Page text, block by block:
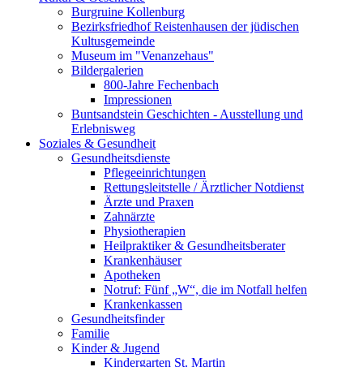
Burgruine Kollenburg
Bezirksfriedhof Reistenhausen der jüdischen
Kultusgemeinde
Museum im "Venanzehaus"
Bildergalerien
800-Jahre Fechenbach
Impressionen
Buntsandstein Geschichten - Ausstellung und
Erlebnisweg
Soziales & Gesundheit
Gesundheitsdienste
Pflegeeinrichtungen
Rettungsleitstelle / Ärztlicher Notdienst
Ärzte und Praxen
Zahnärzte
Physiotherapien
Heilpraktiker & Gesundheitsberater
Krankenhäuser
Apotheken
Notruf: Fünf „W“, die im Notfall helfen
Krankenkassen
Gesundheitsfinder
Familie
Kinder & Jugend
Kindergarten St. Martin